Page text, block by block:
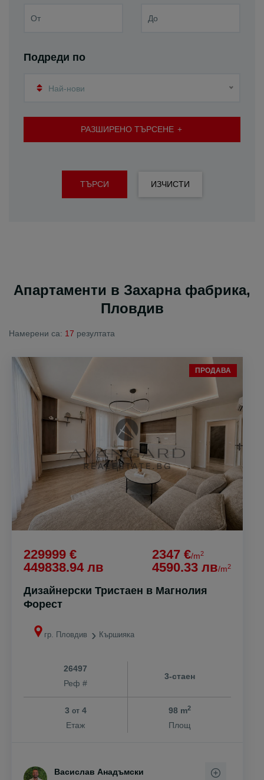
Подреди по
Най-нови
РАЗШИРЕНО ТЪРСЕНЕ
ТЪРСИ ИЗЧИСТИ
Апартаменти в Захарна фабрика,
Пловдив
Намерени са: 17 резултата
ПРОДАВА
229999 €
449838.94 лв
2347 €/m2
4590.33 лв/m2
Дизайнерски Тристаен в Магнолия
Форест
гр. Пловдив Кършияка
26497
Реф #
3-стаен
3 от4
Етаж
98 m2
Площ
Васислав Анадъмски